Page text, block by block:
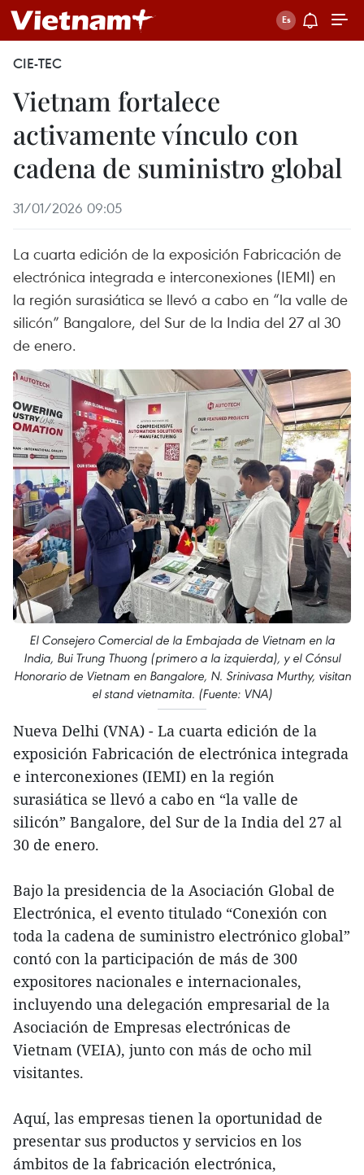
CIE-TEC
Vietnam fortalece
activamente vínculo con
cadena de suministro global
31/01/2026 09:05
La cuarta edición de la exposición Fabricación de
electrónica integrada e interconexiones (IEMI) en
la región surasiática se llevó a cabo en “la valle de
silicón” Bangalore, del Sur de la India del 27 al 30
de enero.
El Consejero Comercial de la Embajada de Vietnam en la
India, Bui Trung Thuong (primero a la izquierda), y el Cónsul
Honorario de Vietnam en Bangalore, N. Srinivasa Murthy, visitan
el stand vietnamita. (Fuente: VNA)
Nueva Delhi (VNA) - La cuarta edición de la
exposición Fabricación de electrónica integrada
e interconexiones (IEMI) en la región
surasiática se llevó a cabo en “la valle de
silicón” Bangalore, del Sur de la India del 27 al
30 de enero.
Bajo la presidencia de la Asociación Global de
Electrónica, el evento titulado “Conexión con
toda la cadena de suministro electrónico global”
contó con la participación de más de 300
expositores nacionales e internacionales,
incluyendo una delegación empresarial de la
Asociación de Empresas electrónicas de
Vietnam (VEIA), junto con más de ocho mil
visitantes.
Aquí, las empresas tienen la oportunidad de
presentar sus productos y servicios en los
ámbitos de la fabricación electrónica,